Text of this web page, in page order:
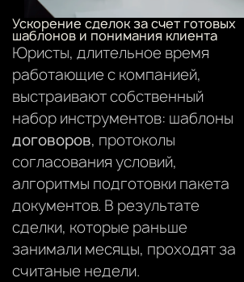
Ускорение сделок за счет готовых
шаблонов и понимания клиента
Юристы, длительное время
работающие с компанией,
выстраивают собственный
набор инструментов: шаблоны
договоров, протоколы
согласования условий,
алгоритмы подготовки пакета
документов. В результате
сделки, которые раньше
занимали месяцы, проходят за
считаные недели.